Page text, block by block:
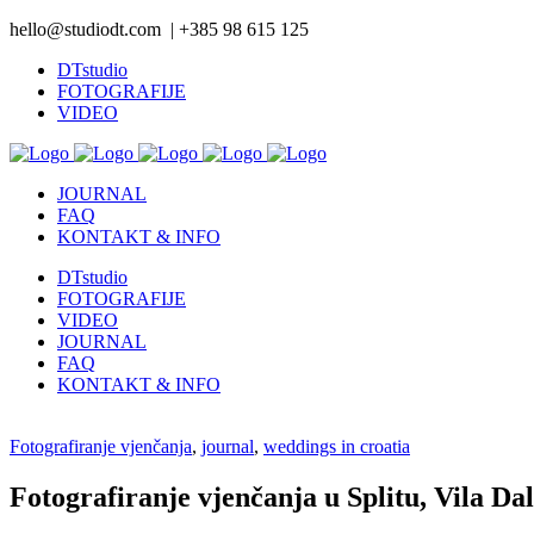
hello@studiodt.com | +385 98 615 125
DTstudio
FOTOGRAFIJE
VIDEO
JOURNAL
FAQ
KONTAKT & INFO
DTstudio
FOTOGRAFIJE
VIDEO
JOURNAL
FAQ
KONTAKT & INFO
Fotografiranje vjenčanja, journal, weddings in croatia
Fotografiranje vjenčanja u Splitu, Vila